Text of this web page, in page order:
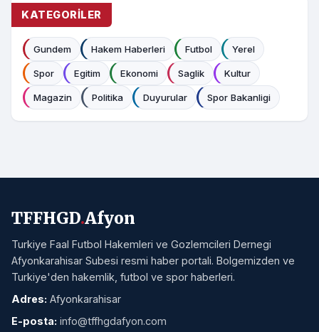
KATEGORILER
Gundem Hakem Haberleri Futbol Yerel
Spor Egitim Ekonomi Saglik Kultur
Magazin Politika Duyurular Spor Bakanligi
TFFHGD.Afyon
Turkiye Faal Futbol Hakemleri ve Gozlemcileri Dernegi
Afyonkarahisar Subesi resmi haber portali. Bolgemizden ve
Turkiye'den hakemlik, futbol ve spor haberleri.
Adres: Afyonkarahisar
E-posta: info@tffhgdafyon.com